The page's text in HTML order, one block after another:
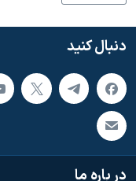
دنبال کنید
در باره ما